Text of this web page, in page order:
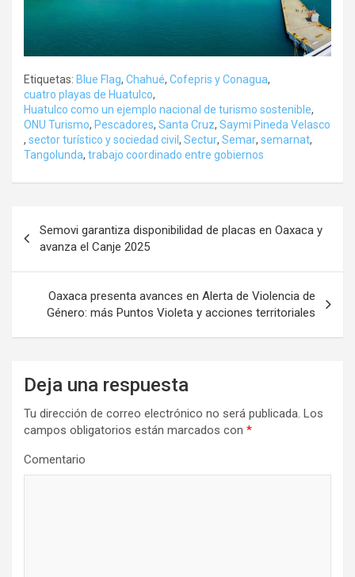
Etiquetas: Blue Flag, Chahué, Cofepris y Conagua,
cuatro playas de Huatulco,
Huatulco como un ejemplo nacional de turismo sostenible,
ONU Turismo, Pescadores, Santa Cruz, Saymi Pineda Velasco
, sector turístico y sociedad civil , Sectur, Semar, semarnat,
Tangolunda, trabajo coordinado entre gobiernos
de
entradas
Semovi garantiza disponibilidad de placas en Oaxaca y
avanza el Canje 2025
Oaxaca presenta avances en Alerta de Violencia de
Género: más Puntos Violeta y acciones territoriales
Deja una respuesta
Tu dirección de correo electrónico no será publicada. Los
campos obligatorios están marcados con *
Comentario